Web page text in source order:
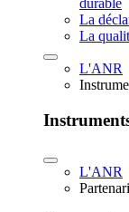
durable
La
La
L'ANR
L'ANR